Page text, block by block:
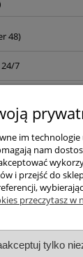
48)
7
Pomoc
Moje konto
im
nam
i przejść do
przeczytasz w
tylko